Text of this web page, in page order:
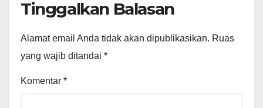
Tinggalkan Balasan
Alamat email Anda tidak akan dipublikasikan. Ruas
yang wajib ditandai *
Komentar *